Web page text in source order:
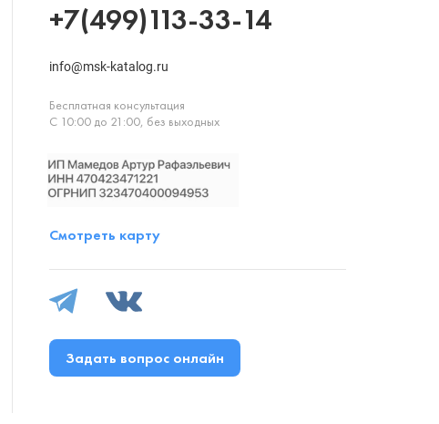
+7(499)113-33-14
info@msk-katalog.ru
Бесплатная консультация
С 10:00 до 21:00, без выходных
Смотреть карту
Задать вопрос онлайн